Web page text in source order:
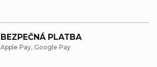
BEZPEČNÁ PLATBA
Apple Pay, Google Pay